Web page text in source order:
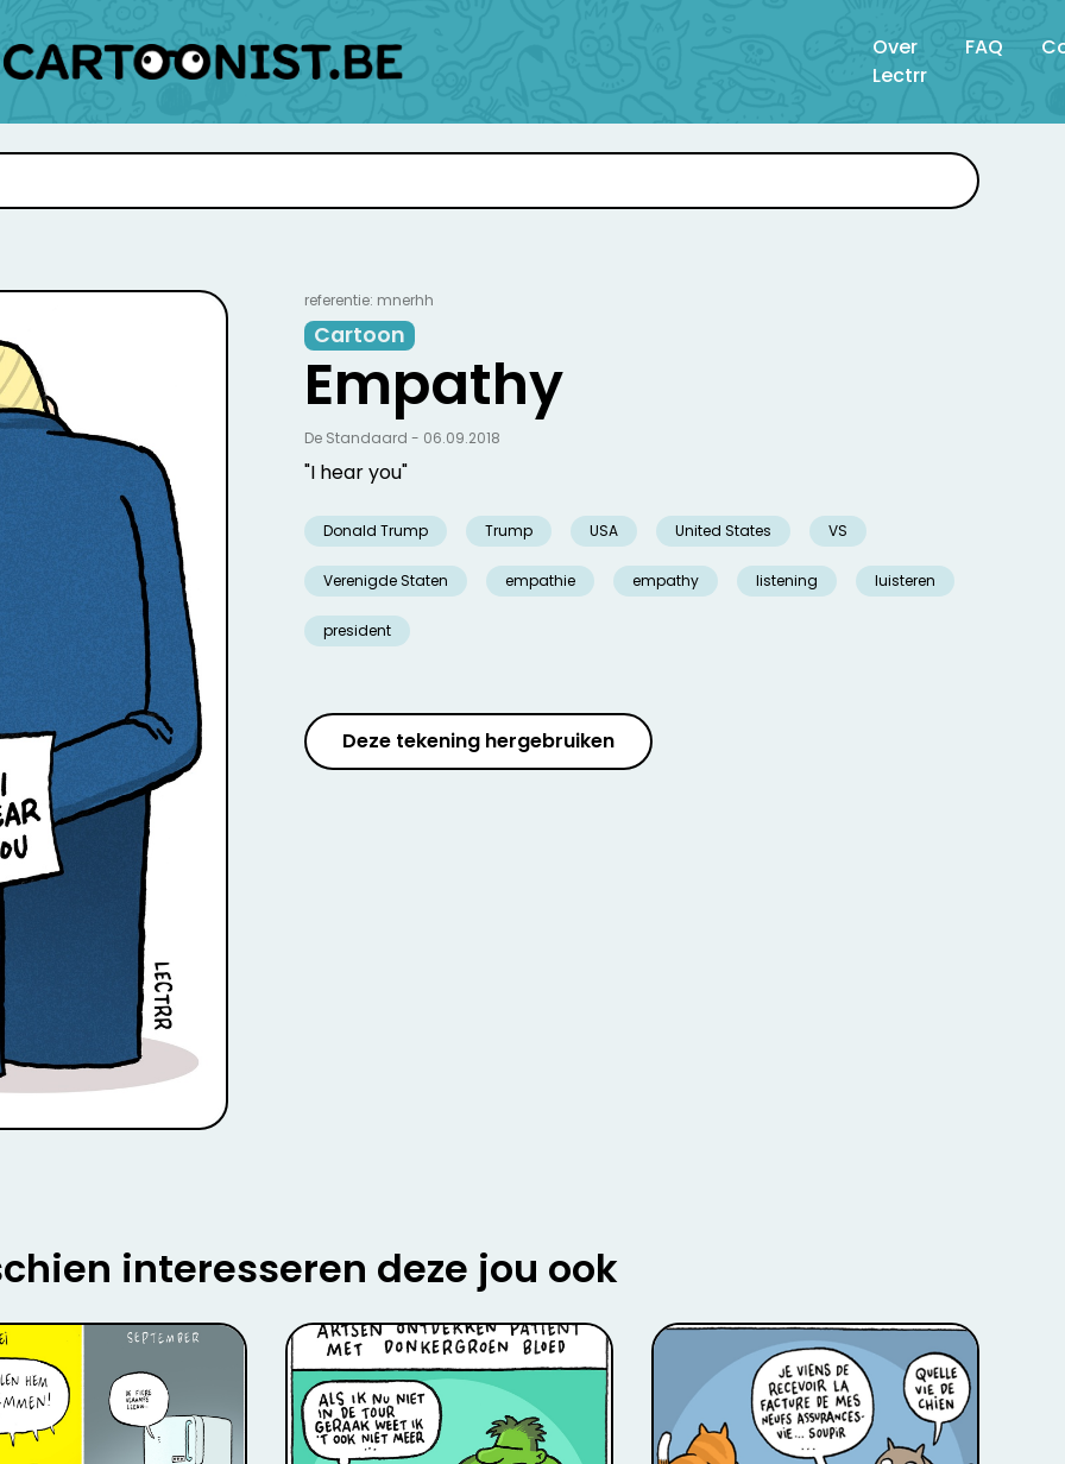
Over
Lectrr
FAQ
referentie: mnerhh
Cartoon
Empathy
"I hear you"
Donald Trump Trump USA United States VS
Verenigde Staten empathie empathy listening luisteren
president
De Standaard - 06.09.2018
Deze tekening hergebruiken
interesseren deze jou ook